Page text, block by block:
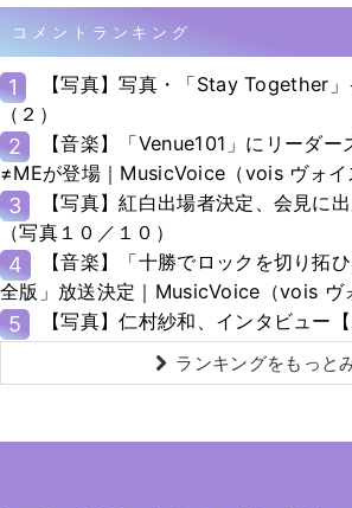
コメントランキング
1
【写真】写真・「Stay Together
（２）
2
【音楽】「Venue101」にリーダ
≠MEが登場｜MusicVoice（vois ヴォイ
3
【写真】紅白出場者決定、会見に
（写真１０／１０）
4
【音楽】「十勝でロックを切り拓
全版」放送決定｜MusicVoice（vois ヴ
5 【写真】仁村紗和、インタビュー【
ランキングをもっと